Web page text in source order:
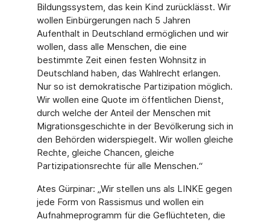
Bildungssystem, das kein Kind zurücklässt. Wir
wollen Einbürgerungen nach 5 Jahren
Aufenthalt in Deutschland ermöglichen und wir
wollen, dass alle Menschen, die eine
bestimmte Zeit einen festen Wohnsitz in
Deutschland haben, das Wahlrecht erlangen.
Nur so ist demokratische Partizipation möglich.
Wir wollen eine Quote im öffentlichen Dienst,
durch welche der Anteil der Menschen mit
Migrationsgeschichte in der Bevölkerung sich in
den Behörden widerspiegelt. Wir wollen gleiche
Rechte, gleiche Chancen, gleiche
Partizipationsrechte für alle Menschen.“
Ates Gürpinar: „Wir stellen uns als LINKE gegen
jede Form von Rassismus und wollen ein
Aufnahmeprogramm für die Geflüchteten, die